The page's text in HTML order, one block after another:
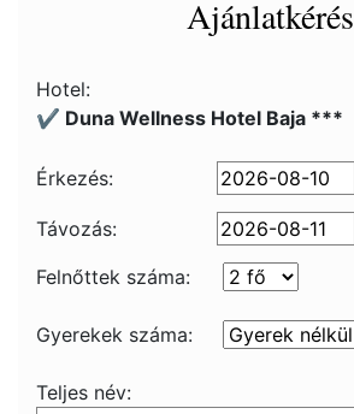
Ajánlatkérés
Hotel:
✔️ Duna Wellness Hotel Baja ***
Érkezés:
Távozás:
Felnőttek száma:
Gyerekek száma:
Teljes név: